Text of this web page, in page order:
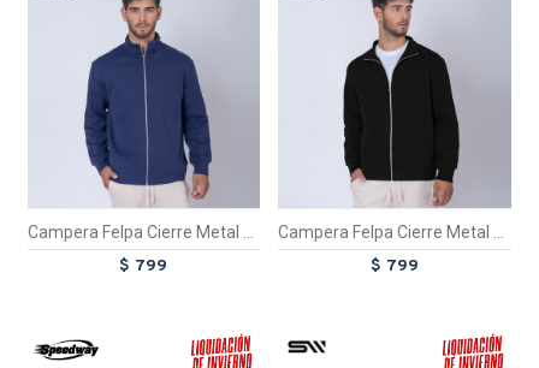
Campera Felpa Cierre Metal Azul Marino
$ 799
Campera Felpa Cierre Metal Negro
$ 799
TEXTTRANSPARENTE
SALE TEXTTRANSPARENTE SALE